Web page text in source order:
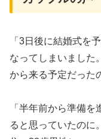
「3日後に結婚式を
なってしまいました
から来る予定だった
「半年前から準備
ると思っていたのに